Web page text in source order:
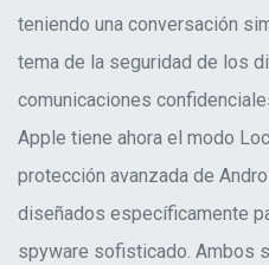
teniendo una conversación
tema de la seguridad de los
comunicaciones
Apple tiene ahora el modo
protección avanzada de
diseñados específicamente
spyware sofisticado. Ambos